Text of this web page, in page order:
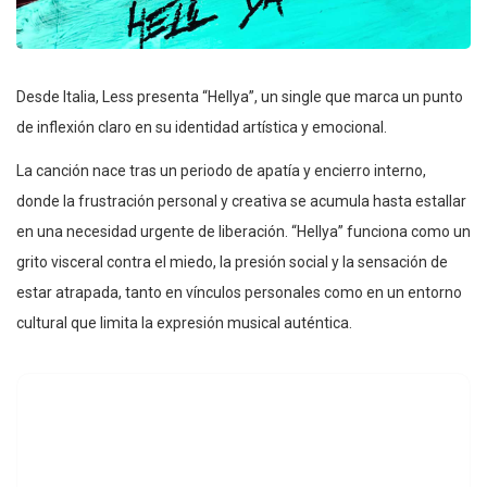
Desde Italia, Less presenta “Hellya”, un single que marca un punto
de inflexión claro en su identidad artística y emocional.
La canción nace tras un periodo de apatía y encierro interno,
donde la frustración personal y creativa se acumula hasta estallar
en una necesidad urgente de liberación. “Hellya” funciona como un
grito visceral contra el miedo, la presión social y la sensación de
estar atrapada, tanto en vínculos personales como en un entorno
cultural que limita la expresión musical auténtica.